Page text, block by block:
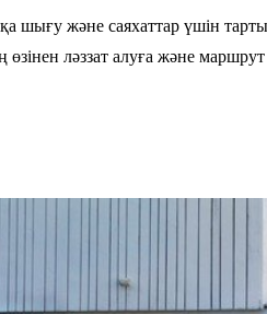
шығу және саяхаттар үшін
өзінен ләззат алуға және